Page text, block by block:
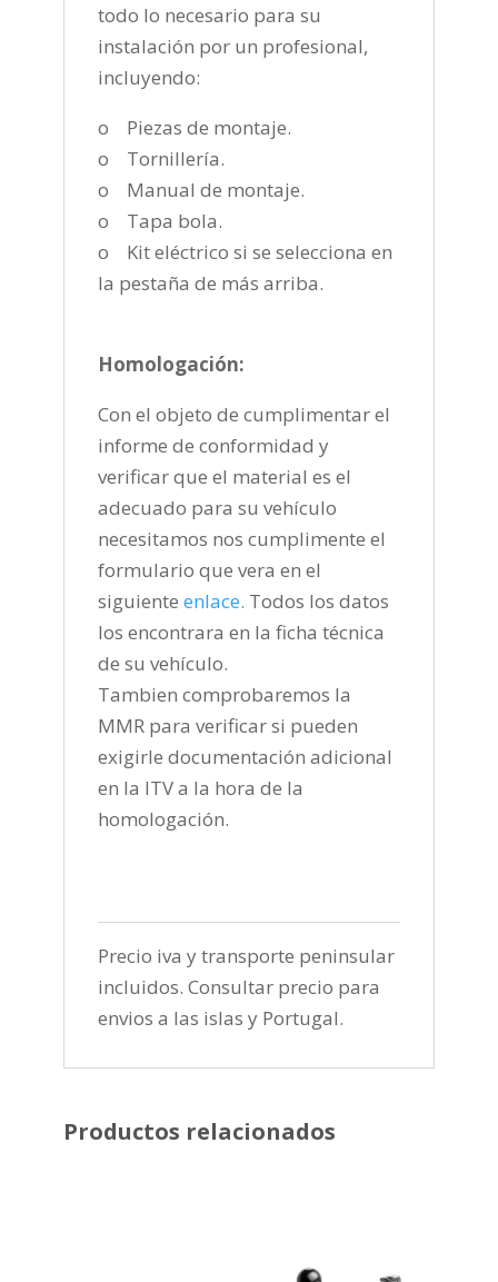
todo lo necesario para su
instalación por un profesional,
incluyendo:
o Piezas de montaje.
o Tornillería.
o Manual de montaje.
o Tapa bola.
o Kit eléctrico si se selecciona en
la pestaña de más arriba.
Homologación:
Con el objeto de cumplimentar el
informe de conformidad y
verificar que el material es el
adecuado para su vehículo
necesitamos nos cumplimente el
formulario que vera en el
siguiente enlace. Todos los datos
los encontrara en la ficha técnica
de su vehículo.
Tambien comprobaremos la
MMR para verificar si pueden
exigirle documentación adicional
en la ITV a la hora de la
homologación.
Precio iva y transporte peninsular
incluidos. Consultar precio para
envios a las islas y Portugal.
Productos relacionados